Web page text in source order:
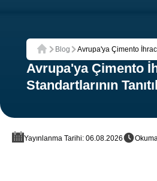
Ana Sayfa
Blog Avrupa'ya Çimento
Avrupa'ya Çimento
Standartlarının
Yayınlanma Tarihi: 06.08.2026